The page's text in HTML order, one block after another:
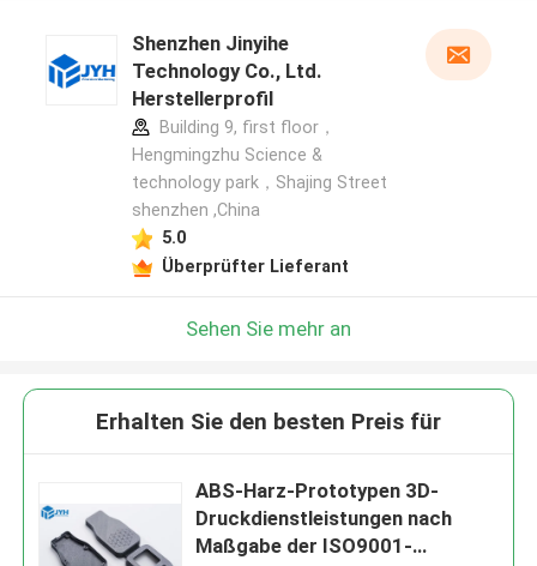
Shenzhen Jinyihe
Technology Co., Ltd.
Herstellerprofil
Building 9, first floor，
Hengmingzhu Science &
technology park，Shajing Street
shenzhen ,China
5.0
Überprüfter Lieferant
Sehen Sie mehr an
Erhalten Sie den besten Preis für
ABS-Harz-Prototypen 3D-
Druckdienstleistungen nach
Maßgabe der ISO9001-